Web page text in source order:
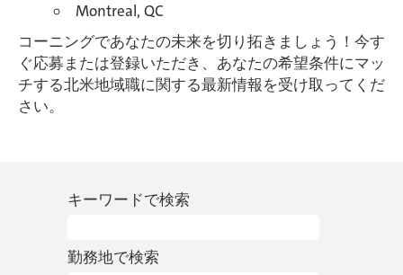
Montreal, QC
コーニングであなたの未来を切り拓きましょう！今す
ぐ応募または登録いただき、あなたの希望条件にマッ
チする北米地域職に関する最新情報を受け取ってくだ
さい。
キーワードで検索
勤務地で検索